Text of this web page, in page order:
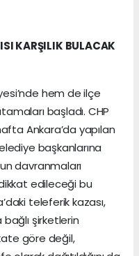
KARŞILIK BULACAK
hem de ilçe
başladı. CHP
Ankara’da yapılan
başkanlarına
davranmaları
edileceği bu
teleferik kazası,
bağlı şirketlerin
göre değil,